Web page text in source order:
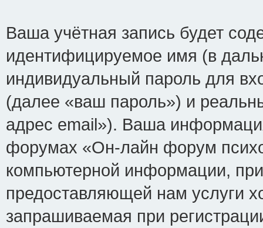
Ваша учётная запись будет
идентифицируемое имя (в
индивидуальный пароль для
(далее «ваш пароль») и
адрес email»). Ваша
форумах «Он-лайн форум
компьютерной информации,
предоставляющей нам услуги
запрашиваемая при